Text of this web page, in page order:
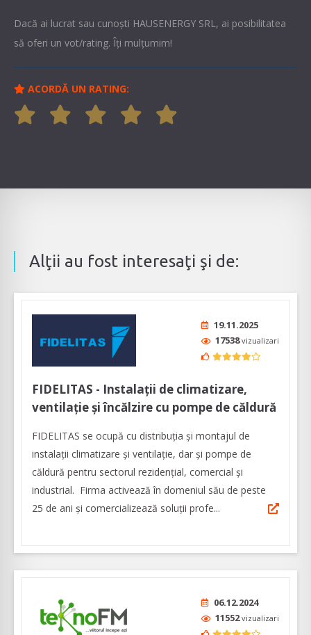
Dacă ai lucrat sau cunoşti HAUSENERGY SRL, ai posibilitatea
să oferi un vot/rating. Îți mulțumim!
ACORDĂ UN RATING:
Alţii au fost interesaţi şi de:
19.11.2025
17538vizualizari
FIDELITAS - Instalații de climatizare,
ventilație și încălzire cu pompe de căldură
FIDELITAS se ocupă cu distribuția și montajul de
instalații climatizare și ventilație, dar și pompe de
căldură pentru sectorul rezidențial, comercial și
industrial. Firma activează în domeniul său de peste
25 de ani și comercializează soluții profe...
06.12.2024
11552vizualizari